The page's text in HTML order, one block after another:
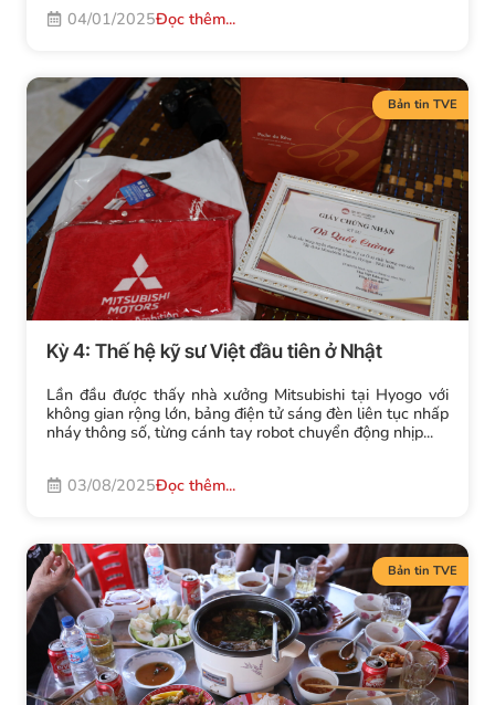
04/01/2025Đọc thêm...
Bản tin TVE
Kỳ 4: Thế hệ kỹ sư Việt đầu tiên ở Nhật
Lần đầu được thấy nhà xưởng Mitsubishi tại Hyogo với
không gian rộng lớn, bảng điện tử sáng đèn liên tục nhấp
nháy thông số, từng cánh tay robot chuyển động nhịp...
03/08/2025Đọc thêm...
Bản tin TVE